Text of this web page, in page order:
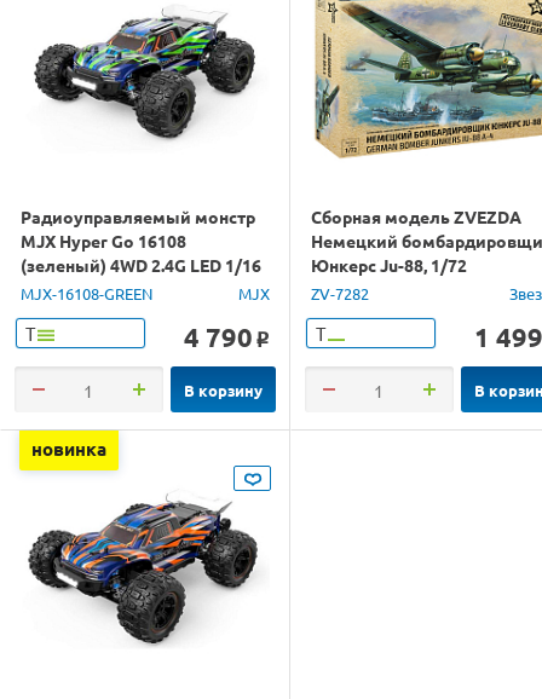
Радиоуправляемый монстр
MJX Hyper Go 16108
(зеленый) 4WD 2.4G LED 1/16
RTR
MJX-16108-GREEN MJX
Т 4 790 o
В корзину
Сборная модель ZVEZDA
Немецкий
Юнкерс Ju-88, 1/72
ZV-7282
Т 1 499
В
новинка